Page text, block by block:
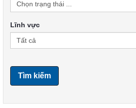
Lĩnh vực
Tìm kiếm